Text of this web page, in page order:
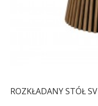
ROZKŁADANY STÓŁ